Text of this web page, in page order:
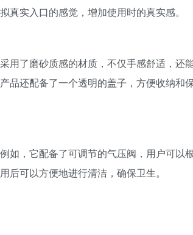
实入口的感觉，增加使用时的真实感。
用了磨砂质感的材质，不仅手感舒适，还
品还配备了一个透明的盖子，方便收纳和
如，它配备了可调节的气压阀，用户可以
可以方便地进行清洁，确保卫生。